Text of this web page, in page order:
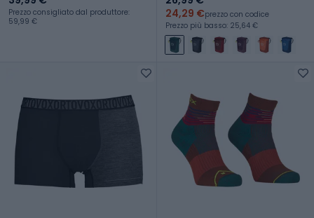
Prezzo consigliato dal produttore:
59,99 €
24,29 €prezzo con codice
Prezzo più basso: 25,64 €